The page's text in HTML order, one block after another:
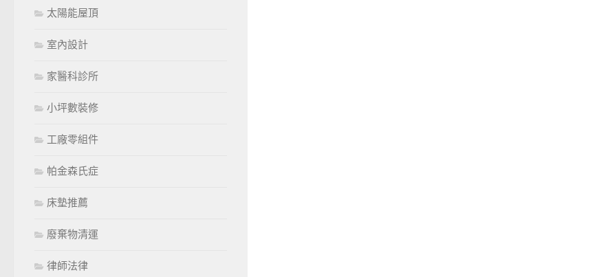
太陽能屋頂
室內設計
家醫科診所
小坪數裝修
工廠零組件
帕金森氏症
床墊推薦
廢棄物清運
律師法律